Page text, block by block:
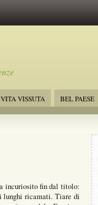
VITA VISSUTA BEL PAESE
incuriosito fin dal titolo:
ricamati. Tiare di